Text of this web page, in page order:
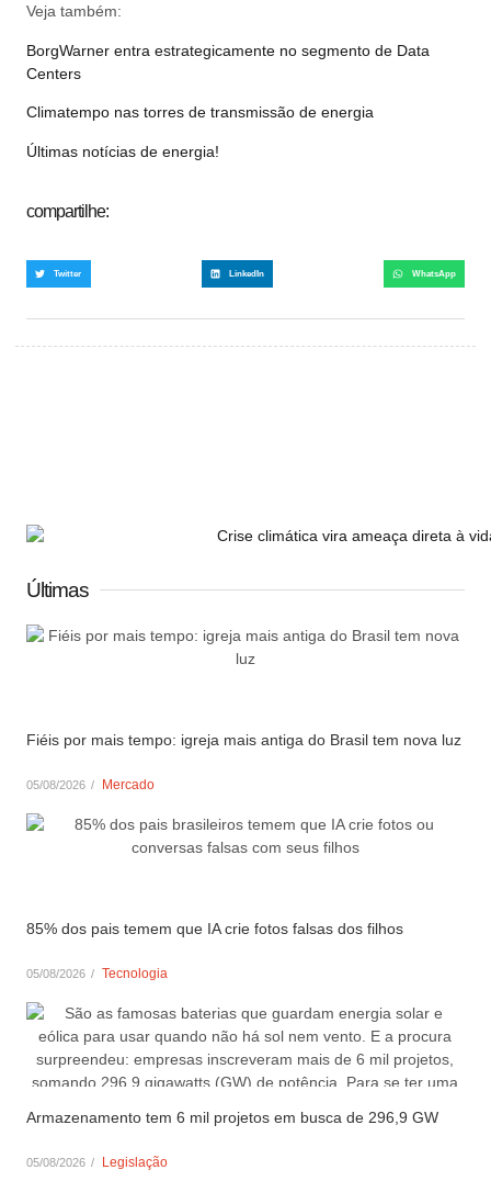
Veja também:
BorgWarner entra estrategicamente no segmento de Data
Centers
Climatempo nas torres de transmissão de energia
Últimas notícias de energia!
compartilhe:
Twitter LinkedIn WhatsApp
Últimas
Fiéis por mais tempo: igreja mais antiga do Brasil tem nova luz
05/08/2026 / Mercado
85% dos pais temem que IA crie fotos falsas dos filhos
05/08/2026 / Tecnologia
Armazenamento tem 6 mil projetos em busca de 296,9 GW
05/08/2026 / Legislação